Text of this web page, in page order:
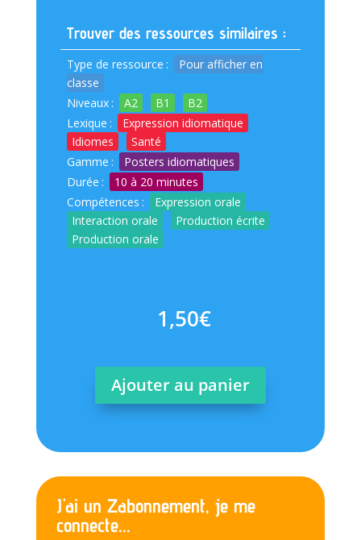
Trouver des ressources similaires :
Type de ressource :
Pour afficher en
classe
Niveaux : A2 B1
B2
Lexique :
Expression idiomatique
Idiomes
Santé
Gamme :
Posters idiomatiques
Durée :
10 à 20 minutes
Compétences :
Expression orale
Interaction orale
Production écrite
Production orale
1,50€
Ajouter au panier
J'ai un Zabonnement, je me
connecte...